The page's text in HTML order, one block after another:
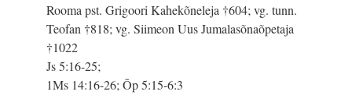
Rooma pst. Grigoori Kahekõneleja †604; vg. tunn.
Teofan †818; vg. Siimeon Uus Jumalasõnaõpetaja
†1022
Js 5:16-25;
1Ms 14:16-26; Õp 5:15-6:3